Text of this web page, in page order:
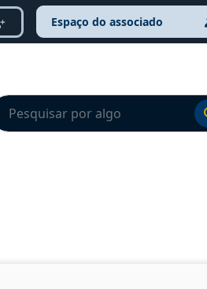
Espaço do associado
para o resultado